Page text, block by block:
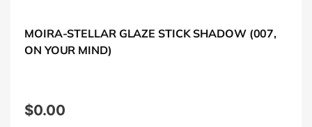
MOIRA-STELLAR GLAZE STICK SHADOW (007,
ON YOUR MIND)
$0.00